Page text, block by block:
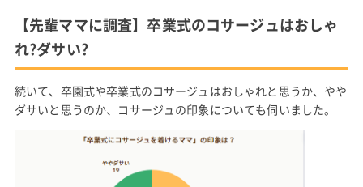
【先輩ママに調査】卒業式のコサージュはおしゃ
れ?ダサい?
続いて、卒園式や卒業式のコサージュはおしゃれと思うか、やや
ダサいと思うのか、コサージュの印象についても伺いました。